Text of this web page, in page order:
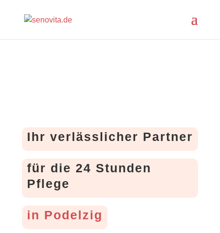
Ihr verlässlicher Partner
für die 24 Stunden
Pflege
in Podelzig